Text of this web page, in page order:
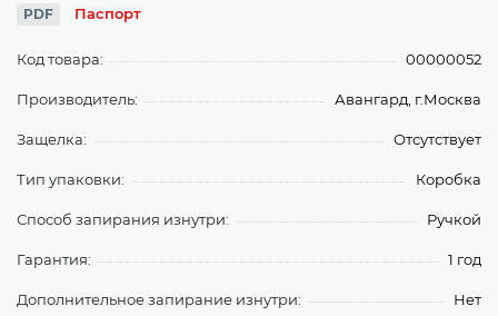
PDF Паспорт
Код товара: 00000052
Производитель: Авангард, г.Москва
Защелка: Отсутствует
Тип упаковки: Коробка
Способ запирания изнутри: Ручкой
Гарантия: 1 год
Дополнительное запирание изнутри: Нет